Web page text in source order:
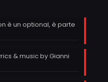
è un optional, è parte
& music by Gianni